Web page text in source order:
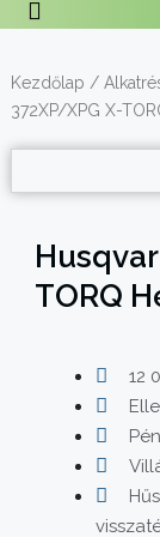
Kezdőlap /
372XP/XPG X-
TORQ
12